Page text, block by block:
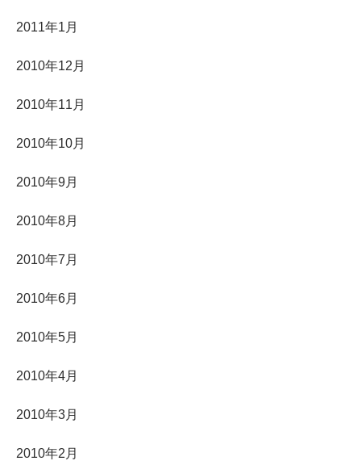
2011年1月
2010年12月
2010年11月
2010年10月
2010年9月
2010年8月
2010年7月
2010年6月
2010年5月
2010年4月
2010年3月
2010年2月